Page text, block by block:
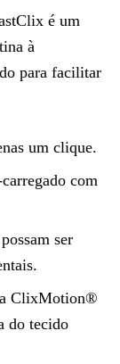
é um
à
para facilitar
um clique.
com
ser
ClixMotion®
do tecido